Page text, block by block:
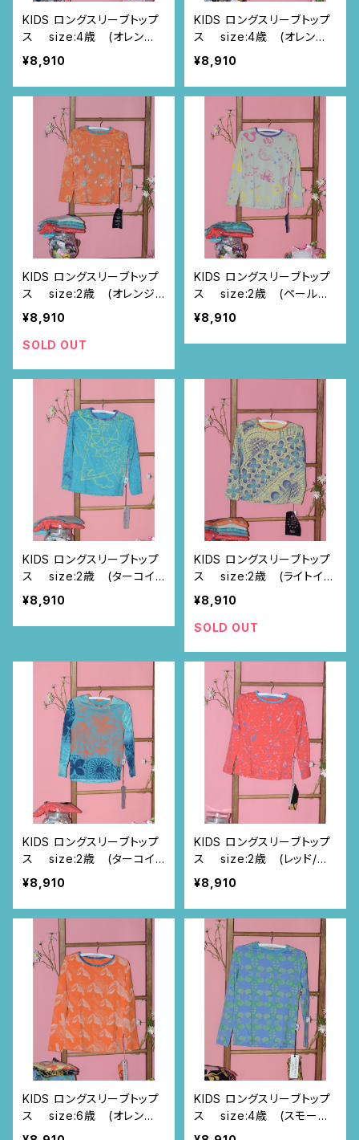
KIDS ロングスリーブトップ
ス size:4歳 (オレンジ/
アニマルサーカス柄)
¥8,910
KIDS ロングスリーブトップ
ス size:4歳 (オレンジ/
カモミール柄)
¥8,910
KIDS ロングスリーブトップ
ス size:2歳 (オレンジ/
カモミール柄)
¥8,910
SOLD OUT
KIDS ロングスリーブトップ
ス size:2歳 (ペールブ
ルー/夢のペガサス柄)
¥8,910
KIDS ロングスリーブトップ
ス size:2歳 (ターコイ
ズブルー/ボリビア柄)
¥8,910
KIDS ロングスリーブトップ
ス size:2歳 (ライトイエ
ロー/ニャンドゥティ柄)
¥8,910
SOLD OUT
KIDS ロングスリーブトップ
ス size:2歳 (ターコイ
ズブルー/つづきニャンドゥ
ティ柄)
¥8,910
KIDS ロングスリーブトップ
ス size:2歳 (レッド/ス
プレー柄)
¥8,910
KIDS ロングスリーブトップ
ス size:6歳 (オレンジ/
トゥカン柄)
KIDS ロングスリーブトップ
ス size:4歳 (スモーキ
ーブルー/にわとり柄)